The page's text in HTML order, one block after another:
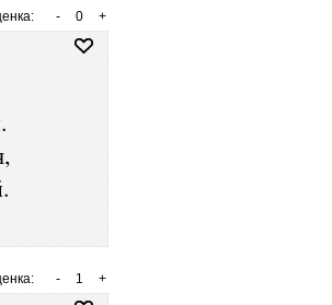
+
0
-
+
1
-